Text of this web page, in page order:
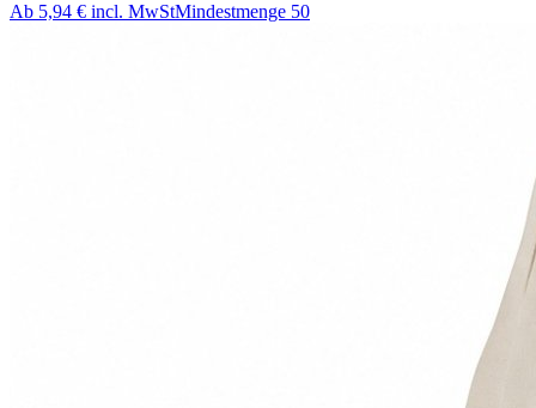
Ab 5,94 € incl. MwStMindestmenge 50